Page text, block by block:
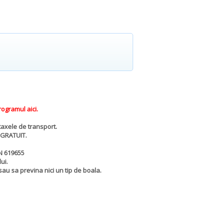
aici.
de transport.
619655
sa previna nici un tip de boala.